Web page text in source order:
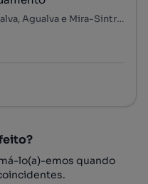
Beco Fernão Mendes Pinto, Agualva, Agualva e Mira-Sintra, Sintra, Lisboa
lo(a)-emos quando